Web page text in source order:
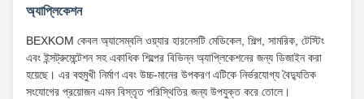
অ্যাপ্লিকেশন
BEXKOM কেবল অ্যাসেম্বলি ওয়্যার হারনেসটি মেডিকেল, শিল্প, সামরিক, টেস্টিং
এবং ইন্সট্রুমেন্টেশন সহ একাধিক শিল্পের বিভিন্ন অ্যাপ্লিকেশনের জন্য ডিজাইন করা
হয়েছে। এর বহুমুখী নির্মাণ এবং উচ্চ-মানের উপকরণ এটিকে নির্ভরযোগ্য বৈদ্যুতিক
সংযোগের প্রয়োজন এমন বিস্তৃত পরিস্থিতির জন্য উপযুক্ত করে তোলে।